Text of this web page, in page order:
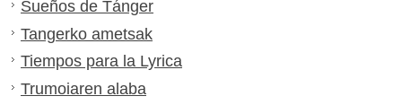
Sueños de Tánger
Tangerko ametsak
Tiempos para la Lyrica
Trumoiaren alaba